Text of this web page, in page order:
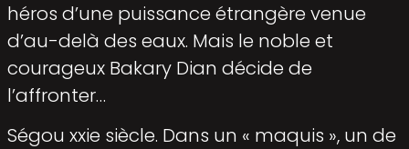
héros d’une puissance étrangère venue
d’au-delà des eaux. Mais le noble et
courageux Bakary Dian décide de
l’affronter…
Ségou xxie siècle. Dans un « maquis », un de